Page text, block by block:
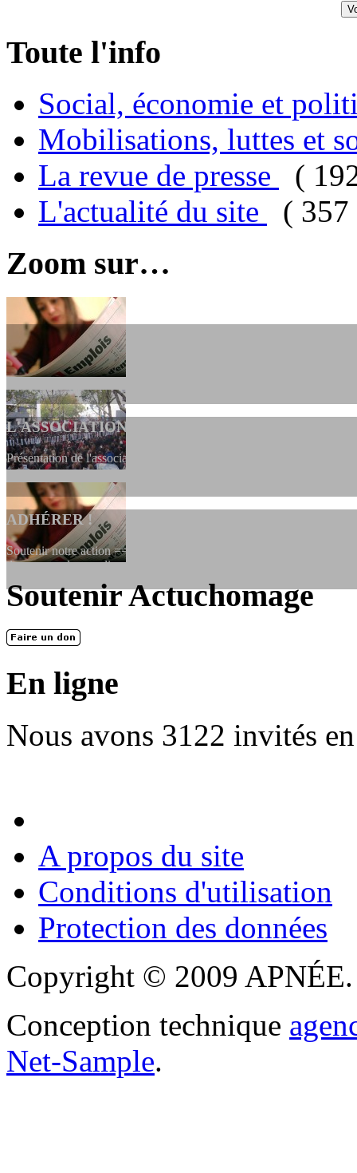
Toute l'info
Social, économie et
Mobilisations, luttes et
La revue de presse
(
L'actualité du site
( 357
Zoom sur…
L'ASSOCIATION
Présentation de l'association et de sa charte qui encadre nos actions
ADHÉRER !
Soutenir notre action ==> Si vous souhaitez adhérer à
dessous, en le remplissant et en...
En 2004, une dizaine de personnes contribuèrent au lancement de
Soutenir Actuchomage
En ligne
Nous avons 3122 invités
A propos du site
Conditions d'utilisation
Protection des données
Copyright © 2009 APNÉE.
Conception technique
Net-Sample.